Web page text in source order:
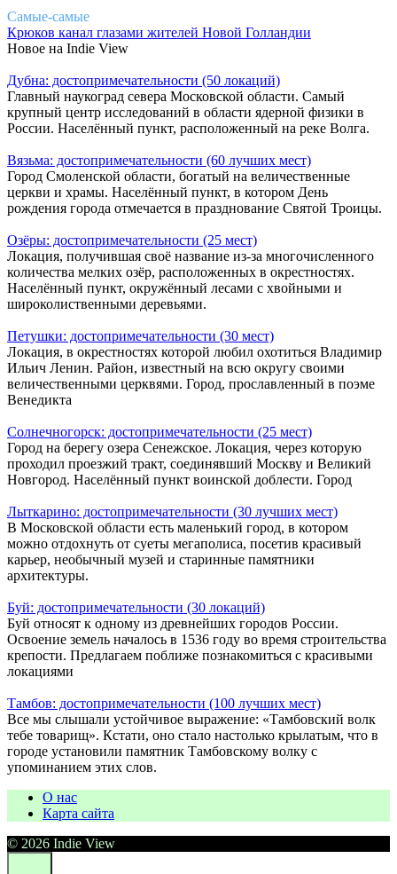
Самые-самые
Крюков канал глазами жителей Новой Голландии
Новое на Indie View
Дубна: достопримечательности (50 локаций)
Главный наукоград севера Московской области. Самый
крупный центр исследований в области ядерной физики в
России. Населённый пункт, расположенный на реке Волга.
Вязьма: достопримечательности (60 лучших мест)
Город Смоленской области, богатый на величественные
церкви и храмы. Населённый пункт, в котором День
рождения города отмечается в празднование Святой Троицы.
Озёры: достопримечательности (25 мест)
Локация, получившая своё название из-за многочисленного
количества мелких озёр, расположенных в окрестностях.
Населённый пункт, окружённый лесами с хвойными и
широколиственными деревьями.
Петушки: достопримечательности (30 мест)
Локация, в окрестностях которой любил охотиться Владимир
Ильич Ленин. Район, известный на всю округу своими
величественными церквями. Город, прославленный в поэме
Венедикта
Солнечногорск: достопримечательности (25 мест)
Город на берегу озера Сенежское. Локация, через которую
проходил проезжий тракт, соединявший Москву и Великий
Новгород. Населённый пункт воинской доблести. Город
Лыткарино: достопримечательности (30 лучших мест)
В Московской области есть маленький город, в котором
можно отдохнуть от суеты мегаполиса, посетив красивый
карьер, необычный музей и старинные памятники
архитектуры.
Буй: достопримечательности (30 локаций)
Буй относят к одному из древнейших городов России.
Освоение земель началось в 1536 году во время строительства
крепости. Предлагаем поближе познакомиться с красивыми
локациями
Тамбов: достопримечательности (100 лучших мест)
Все мы слышали устойчивое выражение: «Тамбовский волк
тебе товарищ». Кстати, оно стало настолько крылатым, что в
городе установили памятник Тамбовскому волку с
упоминанием этих слов.
О нас
Карта сайта
© 2026 Indie View